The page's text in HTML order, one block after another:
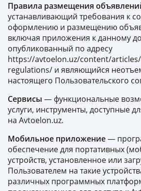
Правила размещения
устанавливающий требования к
оформлению и размещению
включая приложения к данному
опубликованный по адресу
https://avtoelon.uz/content/
regulations/ и являющийся
настоящего Пользовательского
Сервисы — функциональные
услуги, инструменты, доступные
на Avtoelon.uz.
Мобильное приложение—
обеспечение для портативных
устройств, установленное или
Пользователем на такие
различных программных